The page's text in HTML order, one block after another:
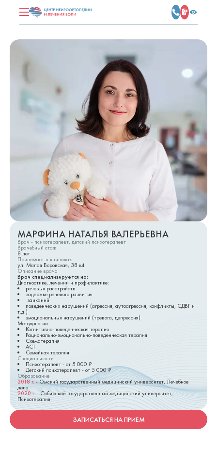
МАРФИНА НАТАЛЬЯ ВАЛЕРЬЕВНА
Врач - психотерапевт, детский психотерапевт
Врачебный стаж
8 лет
Принимает в клиниках
ул. Малая Боровская, 38 к4
Описание врача
Врач специализируется на:
Диагностике, лечении и профилактике:
речевых расстройств
задержке речевого развития
заиканий
поведенческих нарушений (агрессия, аутоагрессия, конфликты, СДВГ и
т.д.)
эмоциональных нарушений (тревога, депрессия)
Методологии:
Когнитивно-поведенческая терапия
Рационально-эмоционально-поведенческая терапия
Схематерапия
АСТ
Семейная терапия
Специальности
Психотерапевт- от5 000 ₽
Детский психотерапевт- от5 000₽
Образование
2018 г.-Омский государственный медицинский университет, Лечебное
дело
2020г.-Сибирский государственный медицинский университет,
Психотерапия
ЗАПИСАТЬСЯ НА ПРИЕМ